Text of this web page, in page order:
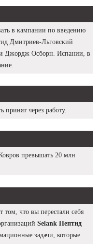
в кампании по введению
Дмитриев-Льговский
Джордж Осборн. Испании, в
через работу.
превышать 20 млн
что вы перестали себя
Selank Пептид
задачи, которые